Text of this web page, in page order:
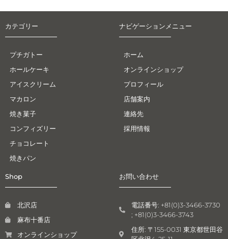
カテゴリー
プチガトー
ホールケーキ
アイスクリーム
マカロン
焼き菓子
コンフィズリー
チョコレート
焼きパン
ナビゲーションメニュー
ホーム
オンラインショップ
プロフィール
店舗案内
連絡先
採用情報
Shop
北沢店
麻布十番店
オンラインショップ
お問い合わせ
電話番号: +81(0)3-3466-3730
; +81(0)3-3466-3743
住所: 〒155-0031 東京都世田谷